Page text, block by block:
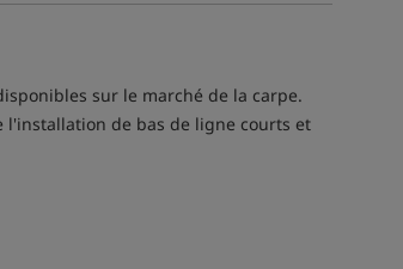
sur le marché de la carpe.
de bas de ligne courts et